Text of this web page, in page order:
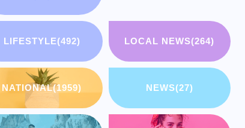
LIFESTYLE(492) LOCAL NEWS(264)
NATIONAL(1959) NEWS(27)